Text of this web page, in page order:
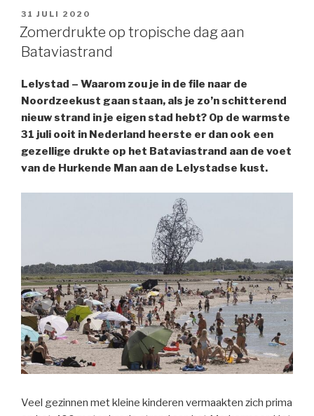
GEPLAATST
OP
31 JULI 2020
Zomerdrukte op tropische dag aan
Bataviastrand
Lelystad – Waarom zou je in de file naar de
Noordzeekust gaan staan, als je zo’n schitterend
nieuw strand in je eigen stad hebt? Op de warmste
31 juli ooit in Nederland heerste er dan ook een
gezellige drukte op het Bataviastrand aan de voet
van de Hurkende Man aan de Lelystadse kust.
Veel gezinnen met kleine kinderen vermaakten zich prima